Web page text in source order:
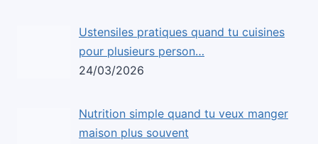
Ustensiles pratiques quand tu cuisines
pour plusieurs person…
24/03/2026
Nutrition simple quand tu veux manger
maison plus souvent